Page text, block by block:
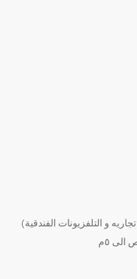
و التلفزيونات الفندقية)